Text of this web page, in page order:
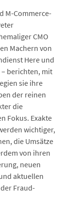
M-Commerce-
CMO
Machern von
Here und
berichten, mit
sie ihre
der reinen
die
Fokus. Exakte
wichtiger,
die Umsätze
von ihren
neuen
aktuellen
Fraud-